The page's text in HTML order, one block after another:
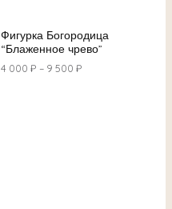
Фигурка Богородица
“Блаженное чрево”
4 000 ₽ – 9 500 ₽